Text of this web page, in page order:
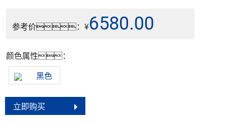
参考价：¥6580.00
颜色属性：
黑色
立即购买